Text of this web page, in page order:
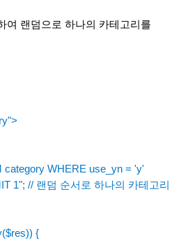
여 랜덤으로 하나의 카테고리를
category WHERE use_yn = 'y'
1"; // 랜덤 순서로 하나의 카테고리
{